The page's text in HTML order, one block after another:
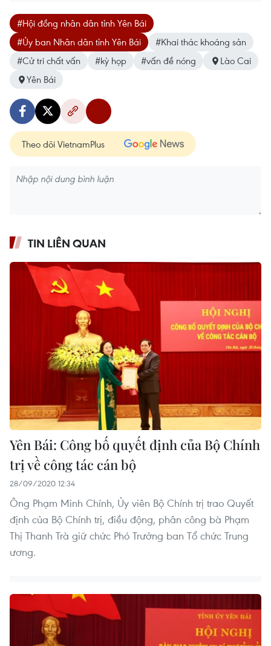
#Hội đồng nhân dân tỉnh Yên Bái
#Ủy ban Nhân dân tỉnh Yên Bái
#Khai thác khoáng sản
#Cử tri chất vấn
#kỳ họp #vấn đề nóng
Lào Cai
Yên Bái
Theo dõi VietnamPlus
TIN LIÊN QUAN
Yên Bái: Công bố quyết định của Bộ Chính
trị về công tác cán bộ
28/09/2020 12:34
Ông Phạm Minh Chính, Ủy viên Bộ Chính trị trao Quyết
định của Bộ Chính trị, điều động, phân công bà Phạm
Thị Thanh Trà giữ chức Phó Trưởng ban Tổ chức Trung
ương.